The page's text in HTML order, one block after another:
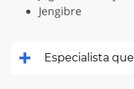
Jengibre
Especialista